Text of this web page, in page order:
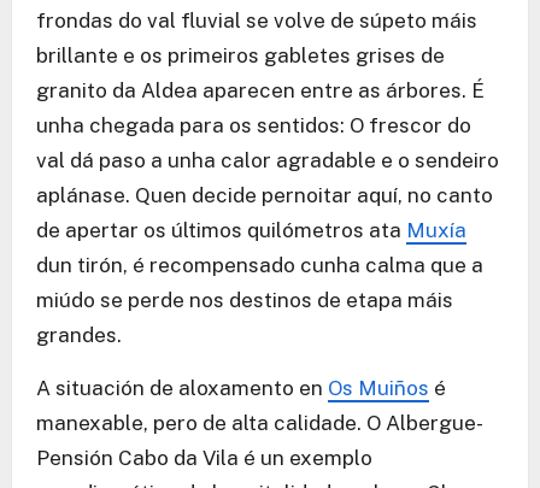
frondas do val fluvial se volve de súpeto máis
brillante e os primeiros gabletes grises de
granito da Aldea aparecen entre as árbores. É
unha chegada para os sentidos: O frescor do
val dá paso a unha calor agradable e o sendeiro
aplánase. Quen decide pernoitar aquí, no canto
de apertar os últimos quilómetros ata Muxía
dun tirón, é recompensado cunha calma que a
miúdo se perde nos destinos de etapa máis
grandes.
A situación de aloxamento en Os Muiños é
manexable, pero de alta calidade. O Albergue-
Pensión Cabo da Vila é un exemplo